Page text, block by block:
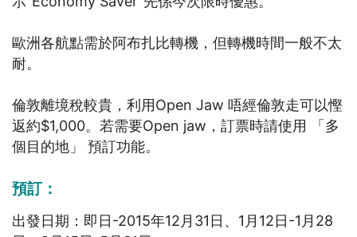
歐洲各航點需於阿布扎比轉機，但轉機時間一般不太
耐。
倫敦離境稅較貴，利用Open Jaw 唔經倫敦走可以慳
返約$1,000。若需要Open jaw，訂票時請使用 「多
個目的地」 預訂功能。
預訂：
出發日期：即日-2015年12月31日、1月12日-1月28